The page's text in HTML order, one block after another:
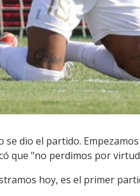
se dio el partido.
que "no perdimos por
hoy, es el primer